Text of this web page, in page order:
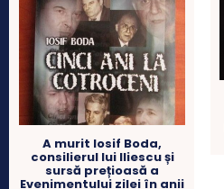
A murit Iosif Boda,
consilierul lui Iliescu și
sursă prețioasă a
Evenimentului zilei în anii